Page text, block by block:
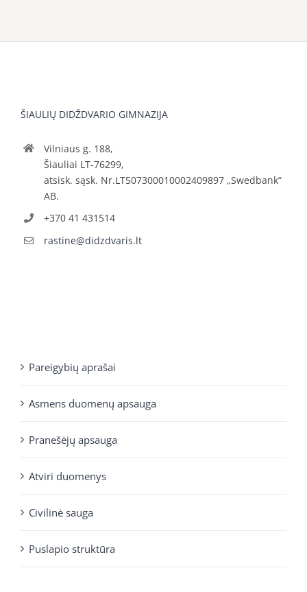
ŠIAULIŲ DIDŽDVARIO GIMNAZIJA
Vilniaus g. 188,
Šiauliai LT-76299,
atsisk. sąsk. Nr.LT507300010002409897 „Swedbank“
AB.
+370 41 431514
rastine@didzdvaris.lt
Pareigybių aprašai
Asmens duomenų apsauga
Pranešėjų apsauga
Atviri duomenys
Civilinė sauga
Puslapio struktūra